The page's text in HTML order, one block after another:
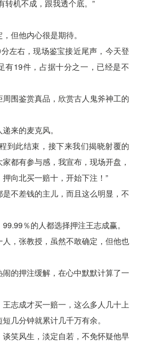
转机不成，跟我透个底。”
但他内心很是期待。
左右，现场鉴宝接近尾声，今天登
有19件，占据十分之一，已经是不
周围鉴赏真品，欣赏古人鬼斧神工的
来的麦克风。
到此结束，接下来我们揭晓射覆的
都有参与感，我宣布，现场开盘，
向北买一赔十，开始下注！”
不差钱的主儿，而且这么明显，不
％的人都选择押注王志成赢。
，张教授，虽然不敢确定，但他也
闹的押注缓解，在心中默默计算了一
王志成才买一赔一，这么多人几十上
几分钟就累计几千万有余。
笑风生，淡定自若，不免怀疑他早